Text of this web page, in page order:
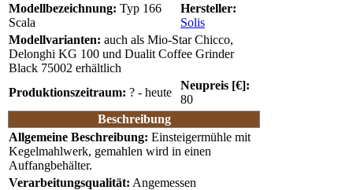
Modellbezeichnung: Typ 166
Scala
Hersteller:
Solis
Modellvarianten: auch als Mio-Star Chicco,
Delonghi KG 100 und Dualit Coffee Grinder
Black 75002 erhältlich
Produktionszeitraum: ? - heute
Neupreis [€]:
80
Beschreibung
Allgemeine Beschreibung: Einsteigermühle mit
Kegelmahlwerk, gemahlen wird in einen
Auffangbehälter.
Verarbeitungsqualität: Angemessen